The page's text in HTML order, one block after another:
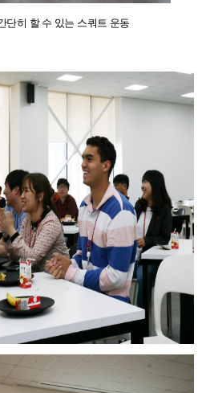
단히 할 수 있는 스쿼트 운동